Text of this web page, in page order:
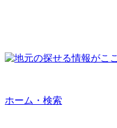
ホーム・検索